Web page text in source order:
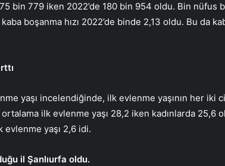
bin 779 iken 2022’de 180 bin 954 oldu. Bin nüfus
boşanma hızı 2022’de binde 2,13 oldu. Bu da
yaşı incelendiğinde, ilk evlenme yaşının her iki
ilk evlenme yaşı 28,2 iken kadınlarda 25,6
evlenme yaşı 2,6 idi.
il Şanlıurfa oldu.